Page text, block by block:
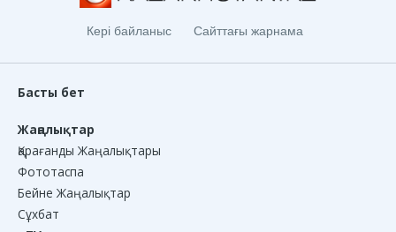
Кері байланыс Сайттағы жарнама
Басты бет
Жаңалықтар
Қарағанды Жаңалықтары
Фототаспа
Бейне Жаңалықтар
Сұхбат